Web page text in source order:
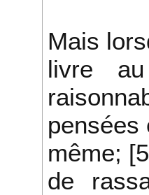
Mais
livre
pensées
même;
de